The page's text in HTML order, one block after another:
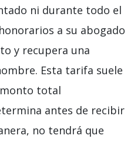
ni durante todo el
a su abogado
y recupera una
Esta tarifa suele
total
antes de recibir
no tendrá que